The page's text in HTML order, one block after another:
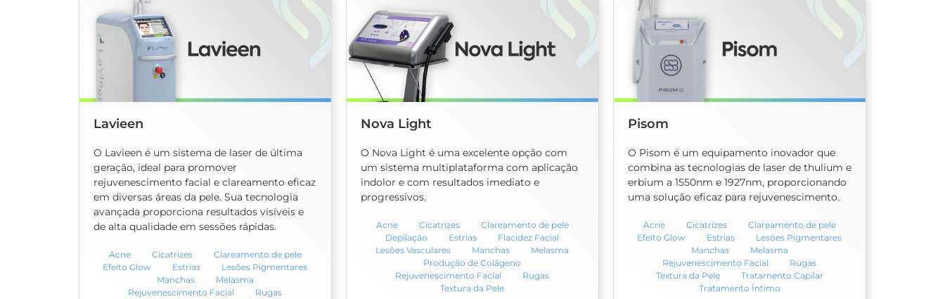
Lavieen
O Lavieen é um sistema de laser de última
geração, ideal para promover
rejuvenescimento facial e clareamento eficaz
em diversas áreas da pele. Sua tecnologia
avançada proporciona resultados visíveis e
de alta qualidade em sessões rápidas.
Acne Cicatrizes
Clareamento de pele
Efeito Glow
Estrias
Lesões Pigmentares
Manchas
Melasma
Rejuvenescimento Facial
Rugas
Nova Light
O Nova Light é uma excelente opção com
um sistema multiplataforma com aplicação
indolor e com resultados imediato e
progressivos.
Acne Cicatrizes
Clareamento de pele
Depilação
Estrias
Flacidez Facial
Lesões Vasculares
Manchas
Melasma
Produção de Colágeno
Rejuvenescimento Facial
Rugas
Textura da Pele
Pisom
O Pisom é um equipamento inovador que
combina as tecnologias de laser de thulium e
erbium a 1550nm e 1927nm, proporcionando
uma solução eficaz para rejuvenescimento.
Acne Cicatrizes
Clareamento de pele
Efeito Glow
Estrias
Lesões Pigmentares
Manchas
Melasma
Rejuvenescimento Facial
Rugas
Textura da Pele
Tratamento Capilar
Tratamento Íntimo